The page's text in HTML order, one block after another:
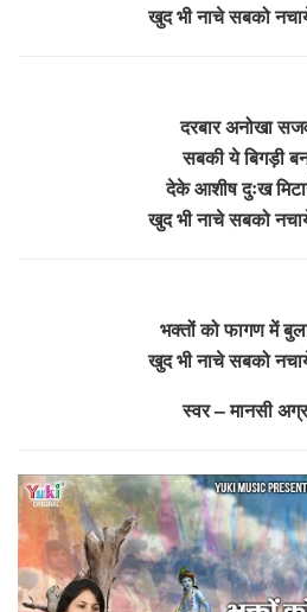
खुद भी नाचे सबको
दरबार अनोखा
सबकी ये बिगड़ी
देके आशीष दुःख
खुद भी नाचे सबको
भक्तों को फागण में
खुद भी नाचे सबको
स्वर – मानसी